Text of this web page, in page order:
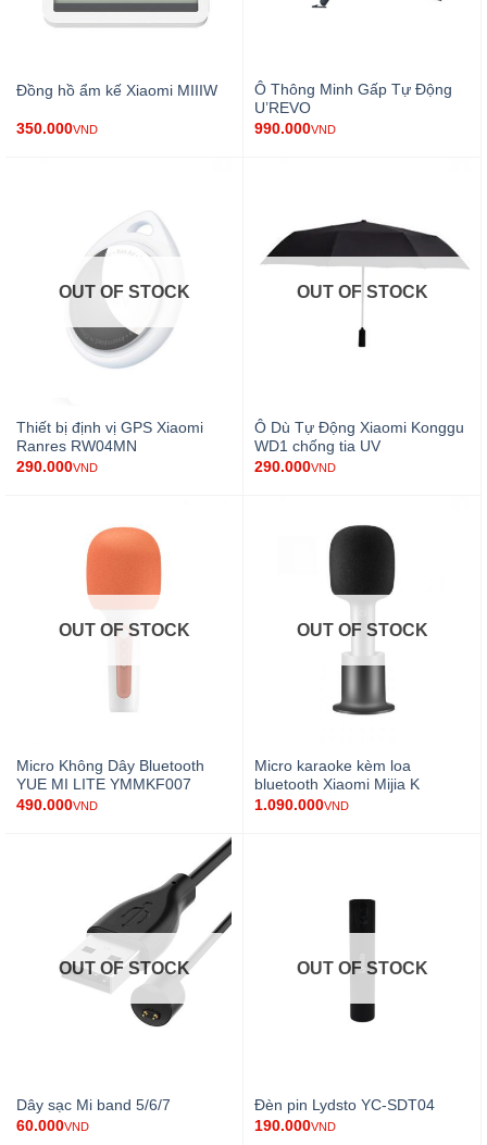
Đồng hồ ẩm kế Xiaomi MIIIW
350.000VND
Ô Thông Minh Gấp Tự Động
U’REVO
990.000VND
OUT OF STOCK
Thiết bị định vị GPS Xiaomi
Ranres RW04MN
290.000VND
OUT OF STOCK
Ô Dù Tự Động Xiaomi Konggu
WD1 chống tia UV
290.000VND
OUT OF STOCK
Micro Không Dây Bluetooth
YUE MI LITE YMMKF007
490.000VND
OUT OF STOCK
Micro karaoke kèm loa
bluetooth Xiaomi Mijia K
1.090.000VND
OUT OF STOCK
Dây sạc Mi band 5/6/7
60.000VND
OUT OF STOCK
Đèn pin Lydsto YC-SDT04
190.000VND